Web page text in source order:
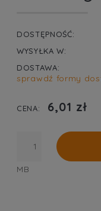
DOSTĘPNOŚĆ:
WYSYŁKA W:
DOSTAWA:
CENA NIE
sprawdź formy
CENA: 6,01 zł
MB